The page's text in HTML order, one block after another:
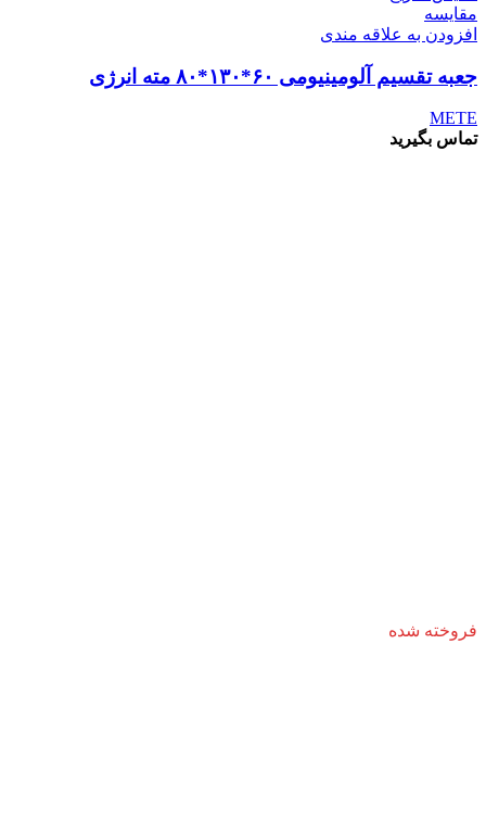
مقايسه
افزودن به علاقه مندی
جعبه تقسیم آلومینیومی ۶۰*۱۳۰*۸۰ مته انرژی
METE
تماس بگیرید
فروخته شده